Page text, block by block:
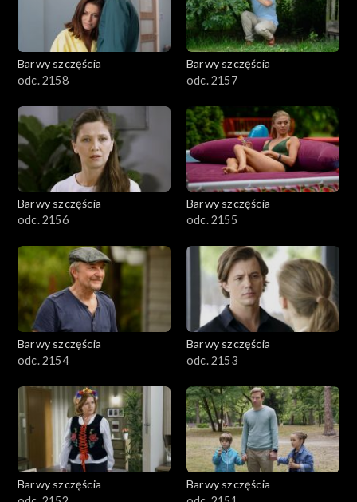
Barwy szczęścia
odc. 2158
Barwy szczęścia
odc. 2157
Barwy szczęścia
odc. 2156
Barwy szczęścia
odc. 2155
Barwy szczęścia
odc. 2154
Barwy szczęścia
odc. 2153
Barwy szczęścia
Barwy szczęścia